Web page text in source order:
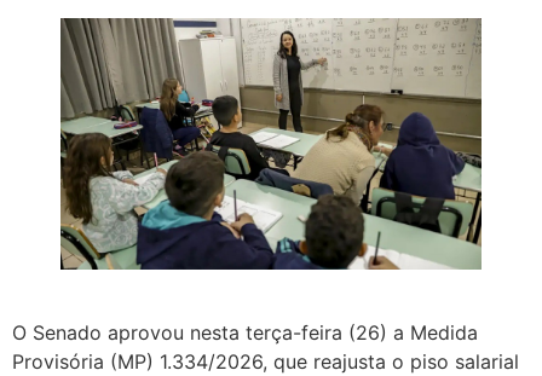
O Senado aprovou nesta terça-feira (26) a Medida
Provisória (MP) 1.334/2026, que reajusta o piso salarial